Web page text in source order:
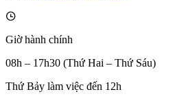
Giờ hành chính
08h – 17h30 (Thứ Hai – Thứ Sáu)
Thứ Bảy làm việc đến 12h